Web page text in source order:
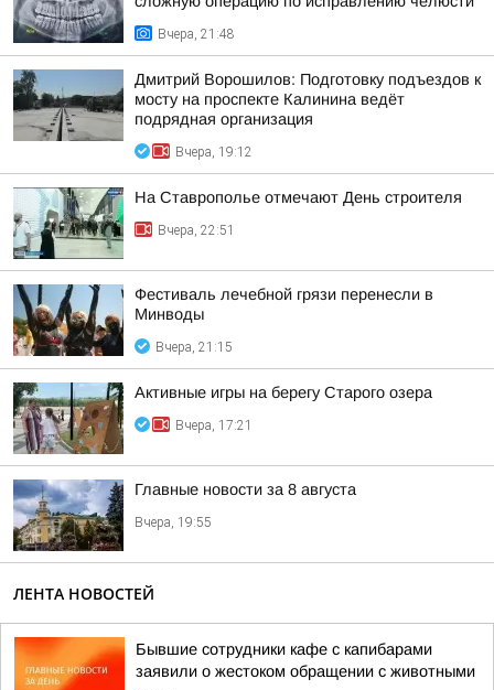
Вчера, 21:48
Дмитрий Ворошилов: Подготовку подъездов к
мосту на проспекте Калинина ведёт
подрядная организация
Вчера, 19:12
На Ставрополье отмечают День строителя
Вчера, 22:51
Фестиваль лечебной грязи перенесли в
Минводы
Вчера, 21:15
Активные игры на берегу Старого озера
Вчера, 17:21
Главные новости за 8 августа
Вчера, 19:55
ЛЕНТА НОВОСТЕЙ
Бывшие сотрудники кафе с капибарами
заявили о жестоком обращении с животными